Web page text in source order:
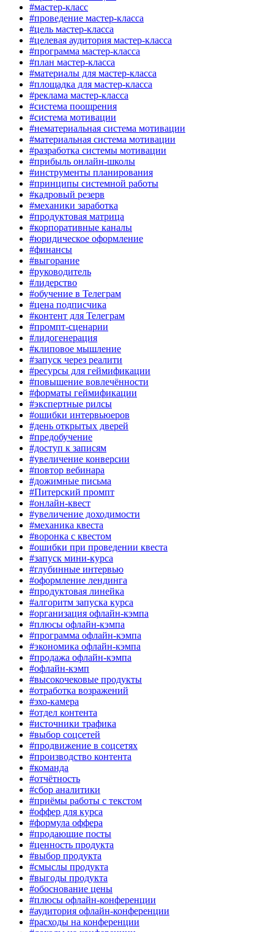
#мастер-класс
#проведение мастер-класса
#цель мастер-класса
#целевая аудитория мастер-класса
#программа мастер-класса
#план мастер-класса
#материалы для мастер-класса
#площадка для мастер-класса
#реклама мастер-класса
#система поощрения
#система мотивации
#нематериальная система мотивации
#материальная система мотивации
#разработка системы мотивации
#прибыль онлайн-школы
#инструменты планирования
#принципы системной работы
#кадровый резерв
#механики заработка
#продуктовая матрица
#корпоративные каналы
#юридическое оформление
#финансы
#выгорание
#руководитель
#лидерство
#обучение в Телеграм
#цена подписчика
#контент для Телеграм
#промпт-сценарии
#лидогенерация
#клиповое мышление
#запуск через реалити
#ресурсы для геймификации
#повышение вовлечённости
#форматы геймификации
#экспертные рилсы
#ошибки интервьюеров
#день открытых дверей
#предобучение
#доступ к записям
#увеличение конверсии
#повтор вебинара
#дожимные письма
#Питерский промпт
#онлайн-квест
#увеличение доходимости
#механика квеста
#воронка с квестом
#ошибки при проведении квеста
#запуск мини-курса
#глубинные интервью
#оформление лендинга
#продуктовая линейка
#алгоритм запуска курса
#организация офлайн-кэмпа
#плюсы офлайн-кэмпа
#программа офлайн-кэмпа
#экономика офлайн-кэмпа
#продажа офлайн-кэмпа
#офлайн-кэмп
#высокочековые продукты
#отработка возражений
#эхо-камера
#отдел контента
#источники трафика
#выбор соцсетей
#продвижение в соцсетях
#производство контента
#команда
#отчётность
#сбор аналитики
#приёмы работы с текстом
#оффер для курса
#формула оффера
#продающие посты
#ценность продукта
#выбор продукта
#смыслы продукта
#выгоды продукта
#обоснование цены
#плюсы офлайн-конференции
#аудитория офлайн-конференции
#расходы на конференции